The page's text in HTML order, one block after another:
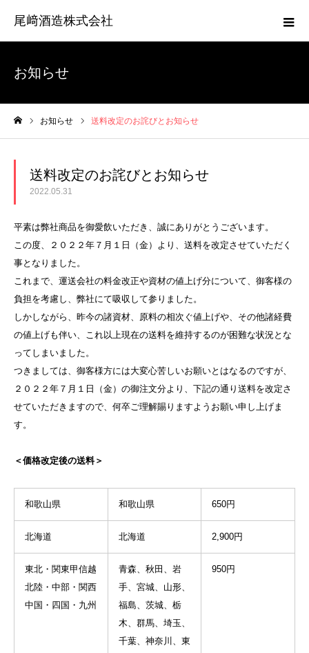
尾﨑酒造株式会社
お知らせ
お知らせ 送料改定のお詫びとお知らせ
送料改定のお詫びとお知らせ
2022.05.31
平素は弊社商品を御愛飲いただき、誠にありがとうございます。
この度、２０２２年７月１日（金）より、送料を改定させていただく
事となりました。
これまで、運送会社の料金改正や資材の値上げ分について、御客様の
負担を考慮し、弊社にて吸収して参りました。
しかしながら、昨今の諸資材、原料の相次ぐ値上げや、その他諸経費
の値上げも伴い、これ以上現在の送料を維持するのが困難な状況とな
ってしまいました。
つきましては、御客様方には大変心苦しいお願いとはなるのですが、
２０２２年７月１日（金）の御注文分より、下記の通り送料を改定さ
せていただきますので、何卒ご理解賜りますようお願い申し上げま
す。
＜価格改定後の送料＞
和歌山県 和歌山県 650円
北海道 北海道 2,900円
東北・関東甲信越
北陸・中部・関西
中国・四国・九州
青森、秋田、岩
手、宮城、山形、
福島、茨城、栃
木、群馬、埼玉、
千葉、神奈川、東
950円